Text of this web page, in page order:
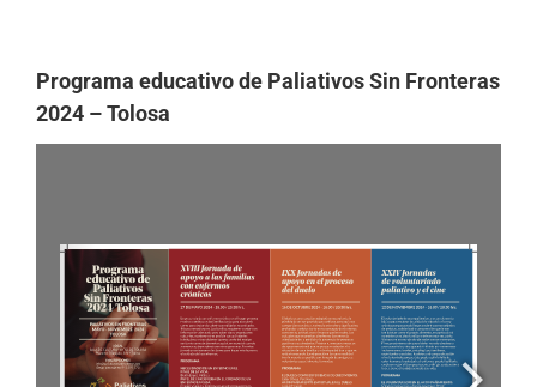
Programa educativo de Paliativos Sin Fronteras
2024 – Tolosa